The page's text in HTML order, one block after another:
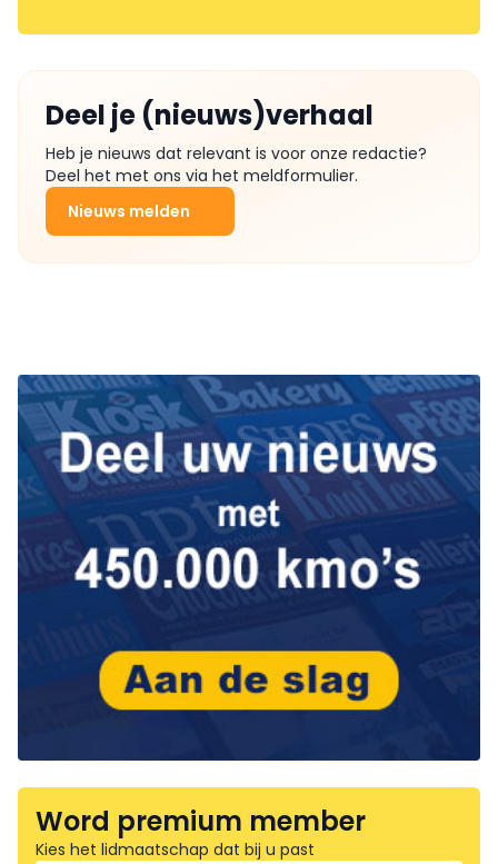
Deel je (nieuws)verhaal
Heb je nieuws dat relevant is voor onze redactie?
Deel het met ons via het meldformulier.
Nieuws melden
Word premium member
Kies het lidmaatschap dat bij u past